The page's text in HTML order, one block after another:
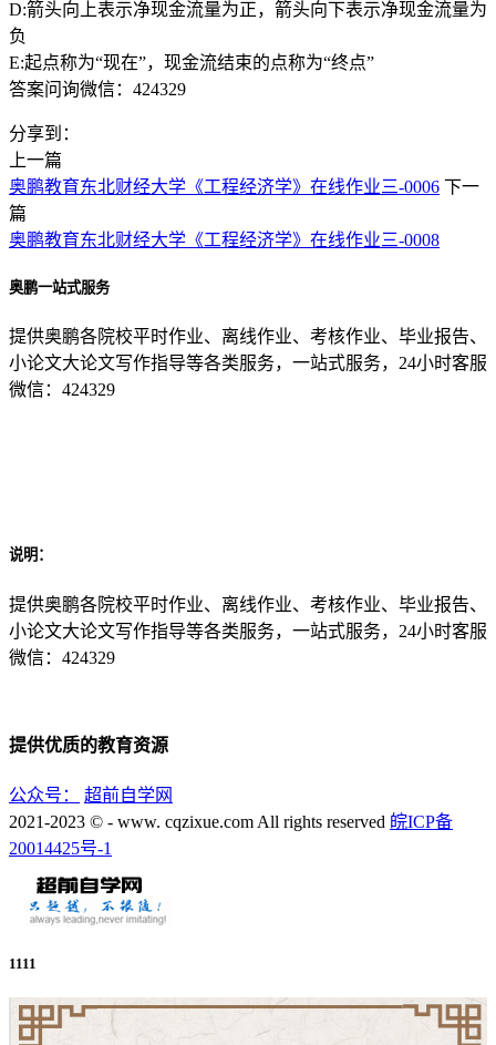
D:箭头向上表示净现金流量为正，箭头向下表示净现金流量为
负
E:起点称为“现在”，现金流结束的点称为“终点”
答案问询微信：424329
分享到：
上一篇
奥鹏教育东北财经大学《工程经济学》在线作业三-0006 下一
篇
奥鹏教育东北财经大学《工程经济学》在线作业三-0008
奥鹏一站式服务
提供奥鹏各院校平时作业、离线作业、考核作业、毕业报告、
小论文大论文写作指导等各类服务，一站式服务，24小时客服
微信：424329
说明：
提供奥鹏各院校平时作业、离线作业、考核作业、毕业报告、
小论文大论文写作指导等各类服务，一站式服务，24小时客服
微信：424329
提供优质的教育资源
公众号：
超前自学网
2021-2023 © - www. cqzixue.com All rights reserved 皖ICP备
20014425号-1
1111